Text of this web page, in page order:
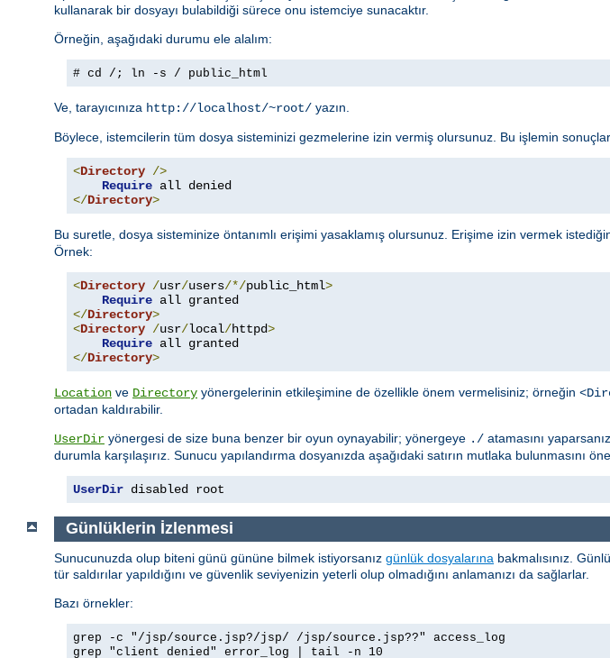
kullanarak bir dosyayı bulabildiği sürece onu istemciye sunacaktır.
Örneğin, aşağıdaki durumu ele alalım:
# cd /; ln -s / public_html
Ve, tarayıcınıza http://localhost/~root/ yazın.
Böylece, istemcilerin tüm dosya sisteminizi gezmelerine izin vermiş olursunuz. Bu işlemin
<Directory />
Require
</Directory>
Bu suretle, dosya sisteminize öntanımlı erişimi yasaklamış olursunuz. Erişime izin vermek
Örnek:
<Directory /usr/users/*/public_html>
Require
</Directory>
<Directory /usr/local/httpd>
Require
</Directory>
Location ve Directory yönergelerinin etkileşimine de özellikle önem vermelisiniz; örneğin
ortadan kaldırabilir.
UserDir yönergesi de size buna benzer bir oyun oynayabilir; yönergeye ./ atamasını
durumla karşılaşırız. Sunucu yapılandırma dosyanızda aşağıdaki satırın mutlaka bulunmasını
UserDir disabled root
Günlüklerin İzlenmesi
Sunucunuzda olup biteni günü gününe bilmek istiyorsanız günlük dosyalarına bakmalısınız.
tür saldırılar yapıldığını ve güvenlik seviyenizin yeterli olup olmadığını anlamanızı da sağlarlar.
Bazı örnekler:
grep -c "/jsp/source.jsp?/jsp/ /jsp/source.jsp??" access_log
grep "client denied" error_log | tail -n 10